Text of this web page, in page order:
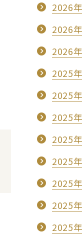
2026
2026
2026
2025
2025
2025
2025
2025
2025
2025
2025